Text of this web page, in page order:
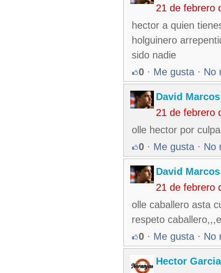
21 de febrero
hector a quien
holguinero
sido nadie
0 · Me gusta · No
David Marcos
21 de febrero
olle hector por
0 · Me gusta · No
David Marcos
21 de febrero
olle caballero asta
respeto
0 · Me gusta · No
Hector Garcia